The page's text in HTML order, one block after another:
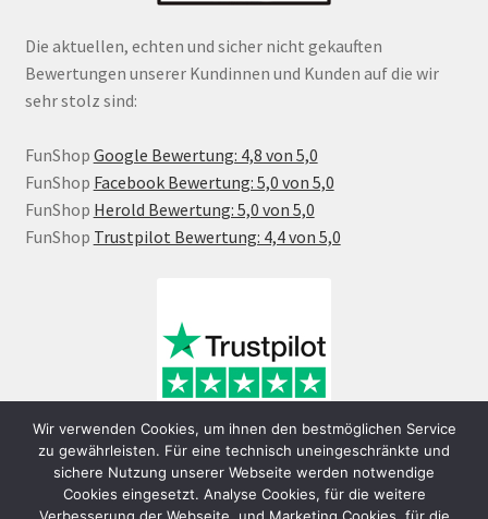
Die aktuellen, echten und sicher nicht gekauften
Bewertungen unserer Kundinnen und Kunden auf die wir
sehr stolz sind:
FunShop Google Bewertung: 4,8 von 5,0
FunShop Facebook Bewertung: 5,0 von 5,0
FunShop Herold Bewertung: 5,0 von 5,0
FunShop Trustpilot Bewertung: 4,4 von 5,0
Wir verwenden Cookies, um ihnen den bestmöglichen Service
zu gewährleisten. Für eine technisch uneingeschränkte und
sichere Nutzung unserer Webseite werden notwendige
Cookies eingesetzt. Analyse Cookies, für die weitere